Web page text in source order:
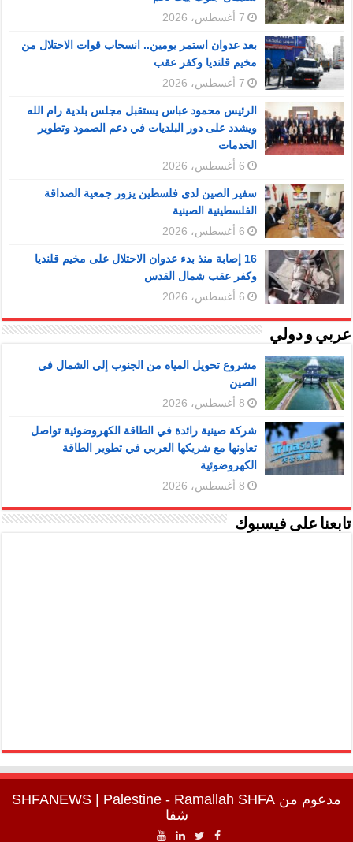
7 أغسطس، 2026
بعد عدوان استمر يومين.. انسحاب قوات الاحتلال من
مخيم قلنديا وكفر عقب
7 أغسطس، 2026
الرئيس محمود عباس يستقبل مجلس بلدية رام الله
ويشدد على دور البلديات في دعم الصمود وتطوير
الخدمات
6 أغسطس، 2026
سفير الصين لدى فلسطين يزور جمعية الصداقة
الفلسطينية الصينية
6 أغسطس، 2026
16 إصابة منذ بدء عدوان الاحتلال على مخيم قلنديا
وكفر عقب شمال القدس
6 أغسطس، 2026
عربي و دولي
مشروع تحويل المياه من الجنوب إلى الشمال في
الصين
8 أغسطس، 2026
شركة صينية رائدة في الطاقة الكهروضوئية تواصل
تعاونها مع شريكها العربي في تطوير الطاقة
الكهروضوئية
8 أغسطس، 2026
تابعنا على فيسبوك
مدعوم من SHFANEWS | Palestine - Ramallah SHFA
شفا